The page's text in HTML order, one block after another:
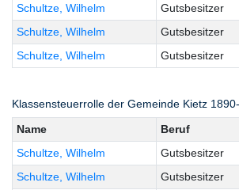
Schultze, Wilhelm
Gutsbesitzer
Schultze, Wilhelm
Gutsbesitzer
Schultze, Wilhelm
Gutsbesitzer
Klassensteuerrolle der Gemeinde Kietz
Name
Beruf
Schultze, Wilhelm
Gutsbesitzer
Schultze, Wilhelm
Gutsbesitzer